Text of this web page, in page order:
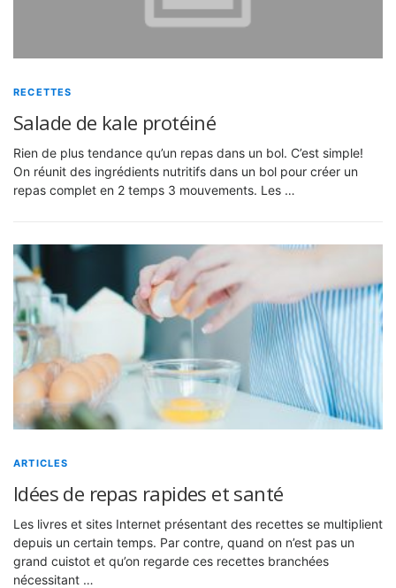
RECETTES
Salade de kale protéiné
Rien de plus tendance qu’un repas dans un bol. C’est simple!
On réunit des ingrédients nutritifs dans un bol pour créer un
repas complet en 2 temps 3 mouvements. Les …
ARTICLES
Idées de repas rapides et santé
Les livres et sites Internet présentant des recettes se multiplient
depuis un certain temps. Par contre, quand on n’est pas un
grand cuistot et qu’on regarde ces recettes branchées
nécessitant …